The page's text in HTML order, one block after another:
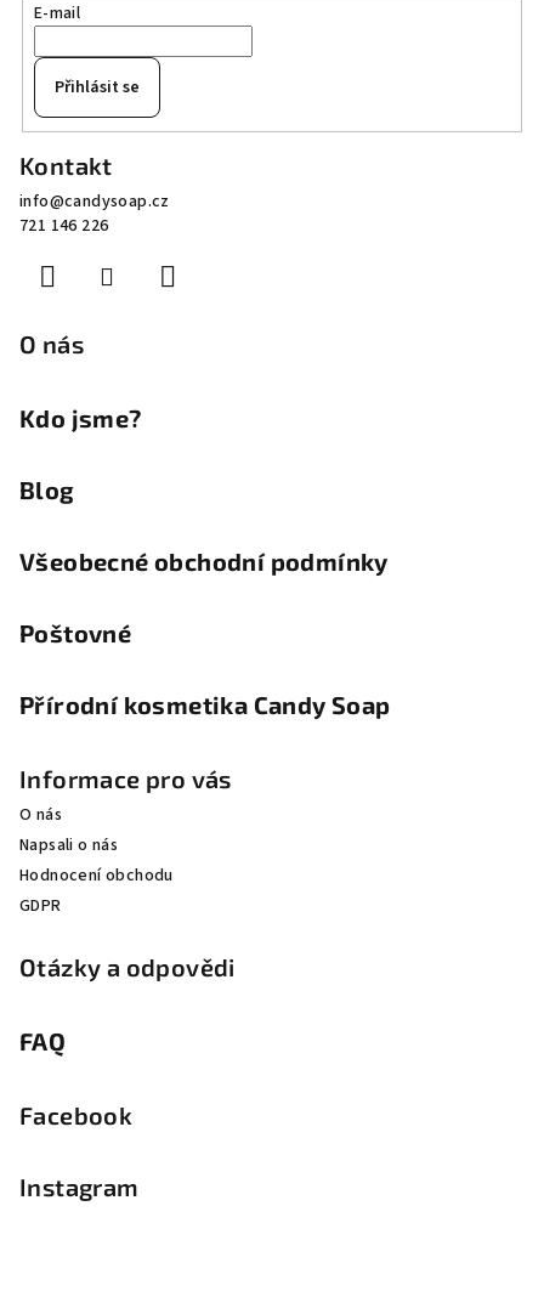
E-mail
Přihlásit se
Kontakt
info@candysoap.cz
721 146 226
O nás
Kdo jsme?
Blog
Všeobecné obchodní podmínky
Poštovné
Přírodní kosmetika Candy Soap
Informace pro vás
O nás
Napsali o nás
Hodnocení obchodu
GDPR
Otázky a odpovědi
FAQ
Facebook
Instagram